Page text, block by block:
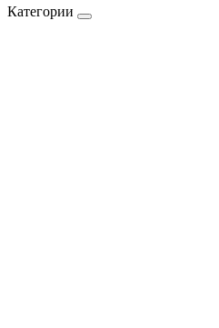
Категории